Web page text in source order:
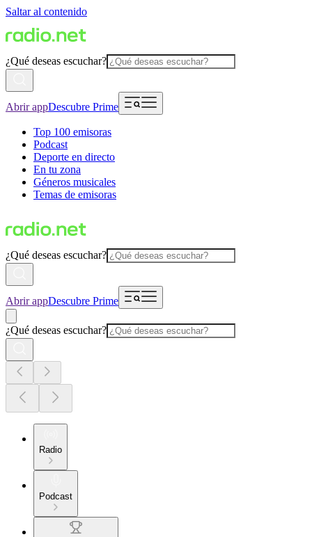
Saltar al contenido
¿Qué deseas escuchar?
Abrir appDescubre Prime
Top 100 emisoras
Podcast
Deporte en directo
En tu zona
Géneros musicales
Temas de emisoras
¿Qué deseas escuchar?
Abrir appDescubre Prime
¿Qué deseas escuchar?
Radio
Podcast